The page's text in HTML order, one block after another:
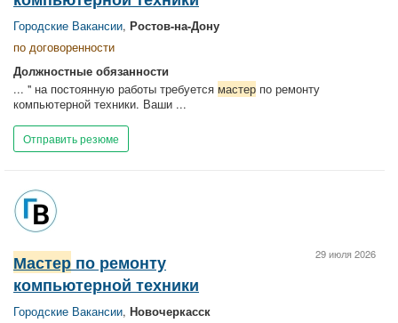
Городские Вакансии, Ростов-на-Дону
по договоренности
Должностные обязанности
... " на постоянную работы требуется мастер по ремонту
компьютерной техники. Ваши ...
Отправить резюме
29 июля 2026
Мастер по ремонту
компьютерной техники
Городские Вакансии, Новочеркасск